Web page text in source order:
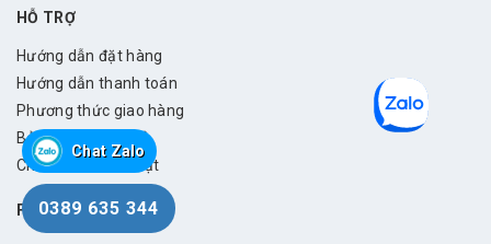
HỖ TRỢ
Hướng dẫn đặt hàng
Hướng dẫn thanh toán
Phương thức giao hàng
Bảo hành – Đổi trả
Chính sách bảo mật
FANPAGE
0389 635 344
Chat Zalo